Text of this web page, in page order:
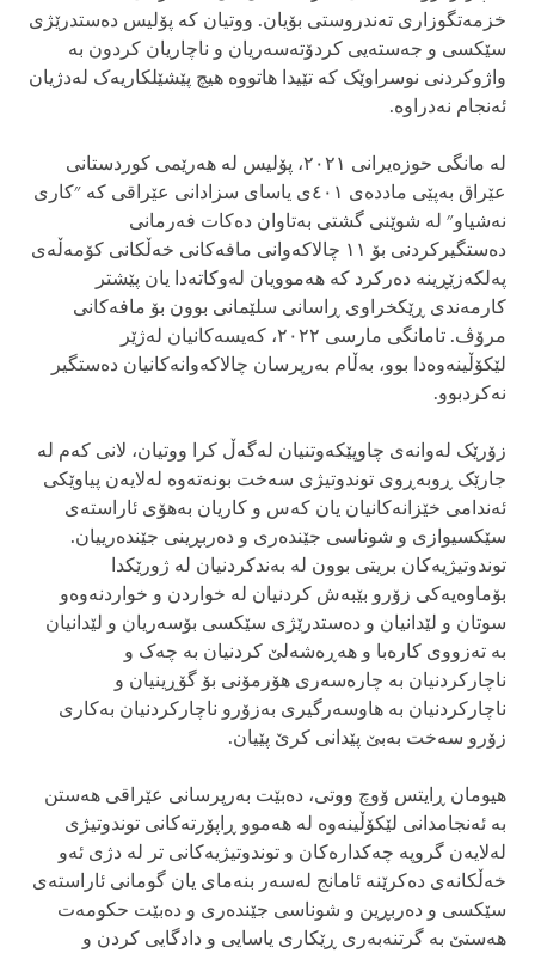
خزمەتگوزاری تەندروستی بۆیان. ووتیان کە پۆلیس دەستدرێژی
سێکسی و جەستەیی کردۆتەسەریان و ناچاریان کردون بە
واژوکردنی نوسراوێک کە تێیدا هاتووە هیچ پێشێلکاریەک لەدژیان
ئەنجام نەدراوە.
لە مانگی حوزەیرانی ٢٠٢١، پۆلیس لە هەرێمی کوردستانی
عێراق بەپێی ماددەی ٤٠١ی یاسای سزادانی عێراقی کە "کاری
نەشیاو" لە شوێنی گشتی بەتاوان دەکات فەرمانی
دەستگیرکردنی بۆ ١١ چالاکەوانی مافەکانی خەڵکانی کۆمەڵەی
پەلکەزێڕینە دەرکرد کە هەموویان لەوکاتەدا یان پێشتر
کارمەندی ڕێکخراوی ڕاسانی سلێمانی بوون بۆ مافەکانی
مرۆڤ. تامانگی مارسی ٢٠٢٢، کەیسەکانیان لەژێر
لێکۆڵینەوەدا بوو، بەڵام بەرپرسان چالاکەوانەکانیان دەستگیر
نەکردبوو.
زۆرێک لەوانەی چاوپێکەوتنیان لەگەڵ کرا ووتیان، لانی کەم لە
جارێک ڕوبەڕوی توندوتیژی سەخت بونەتەوە لەلایەن پیاوێکی
ئەندامی خێزانەکانیان یان کەس و کاریان بەهۆی ئاراستەی
سێکسیوازی و شوناسی جێندەری و دەربڕینی جێندەرییان.
توندوتیژیەکان بریتی بوون لە بەندکردنیان لە ژورێکدا
بۆماوەیەکی زۆرو بێبەش کردنیان لە خواردن و خواردنەوەو
سوتان و لێدانیان و دەستدرێژی سێکسی بۆسەریان و لێدانیان
بە تەزووی کارەبا و هەڕەشەلێ کردنیان بە چەک و
ناچارکردنیان بە چارەسەری هۆرمۆنی بۆ گۆڕینیان و
ناچارکردنیان بە هاوسەرگیری بەزۆرو ناچارکردنیان بەکاری
زۆرو سەخت بەبێ پێدانی کرێ پێیان.
هیومان ڕایتس ۆوچ ووتی، دەبێت بەرپرسانی عێراقی هەستن
بە ئەنجامدانی لێکۆڵینەوە لە هەموو ڕاپۆرتەکانی توندوتیژی
لەلایەن گروپە چەکدارەکان و توندوتیژیەکانی تر لە دژی ئەو
خەڵکانەی دەکرێنە ئامانج لەسەر بنەمای یان گومانی ئاراستەی
سێکسی و دەربڕین و شوناسی جێندەری و دەبێت حکومەت
هەستێ بە گرتنەبەری ڕێکاری یاسایی و دادگایی کردن و